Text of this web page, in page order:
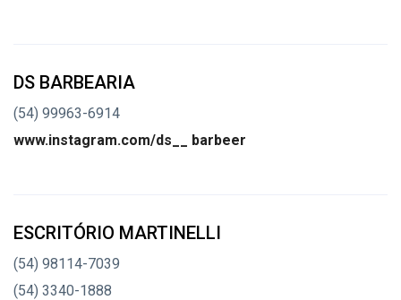
DS BARBEARIA
(54) 99963-6914
www.instagram.com/ds__ barbeer
ESCRITÓRIO MARTINELLI
(54) 98114-7039
(54) 3340-1888